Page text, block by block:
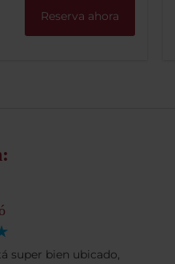
Reserva ahora
super bien ubicado,